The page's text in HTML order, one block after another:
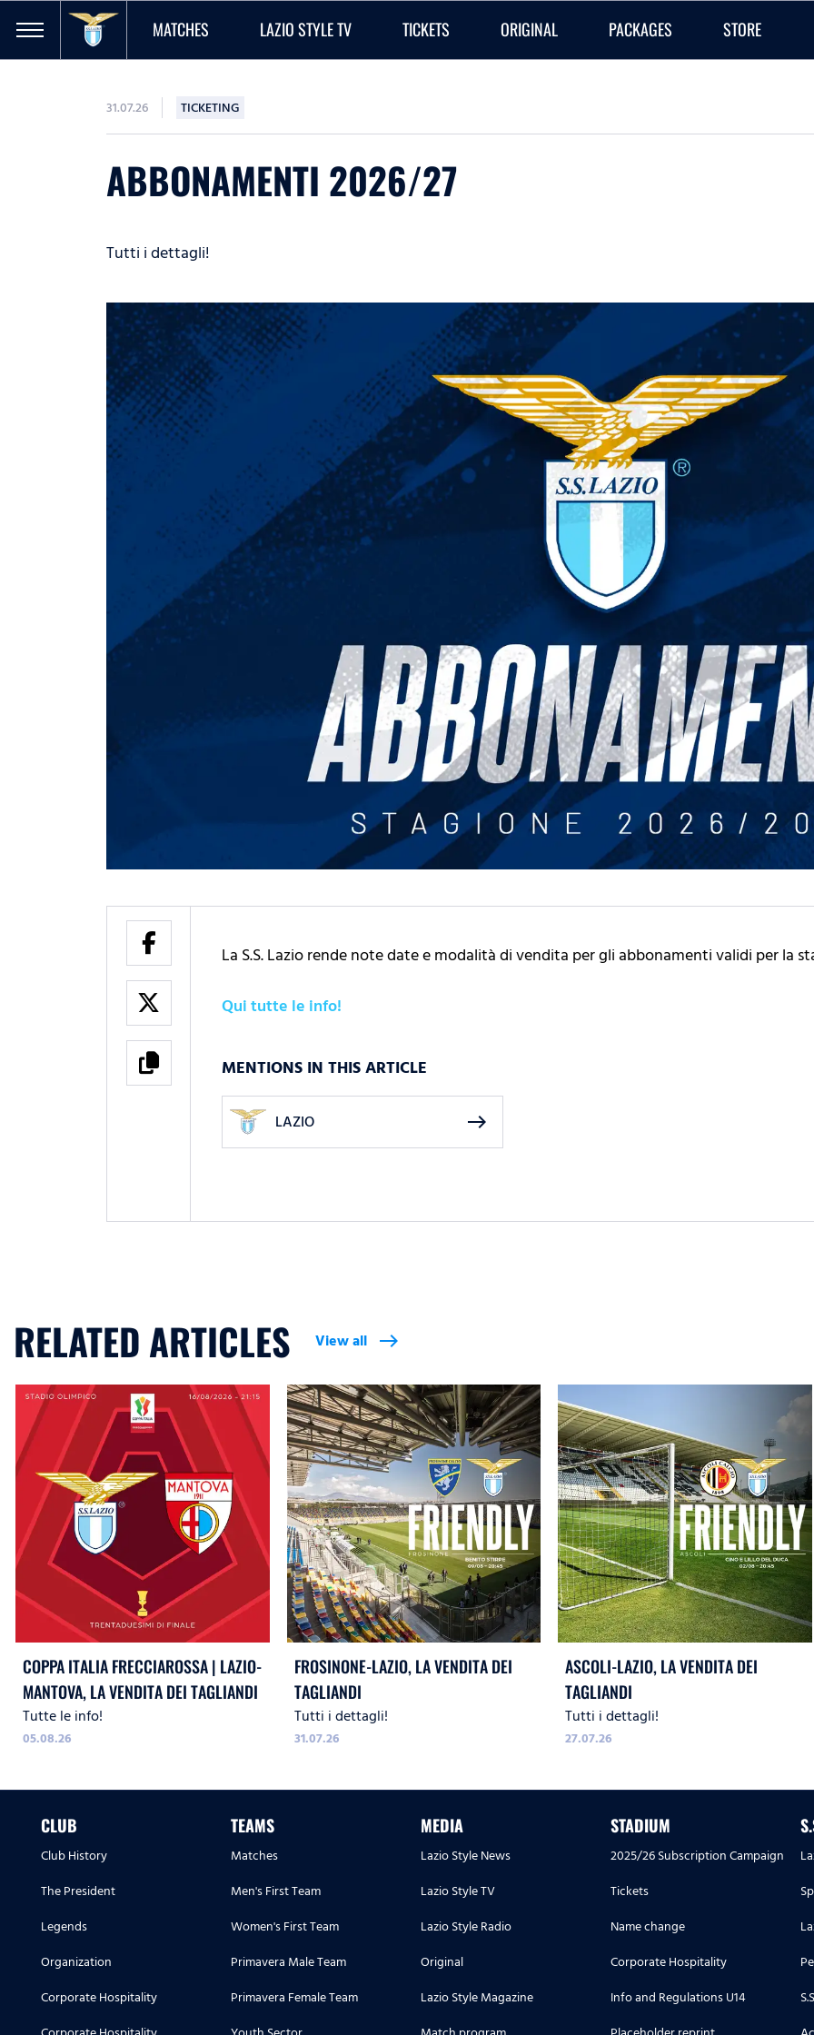
MATCHES LAZIO STYLE TV TICKETS ORIGINAL PACKAGES STORE
31.07.26 TICKETING
ABBONAMENTI 2026/27
Tutti i dettagli!
La S.S. Lazio rende note date e modalità di vendita per gli abbonamenti validi per la
Qui tutte le info!
MENTIONS IN THIS ARTICLE
LAZIO east
RELATED ARTICLES View all east
COPPA ITALIA FRECCIAROSSA | LAZIO-
MANTOVA, LA VENDITA DEI TAGLIANDI
Tutte le info!
05.08.26
FROSINONE-LAZIO, LA VENDITA DEI
TAGLIANDI
Tutti i dettagli!
31.07.26
ASCOLI-LAZIO, LA VENDITA DEI
TAGLIANDI
Tutti i dettagli!
27.07.26
CLUB
Club History
The President
Legends
Organization
Corporate Hospitality
TEAMS
Matches
Men's First Team
Women's First Team
Primavera Male Team
Primavera Female Team
MEDIA
Lazio Style News
Lazio Style TV
Lazio Style Radio
Original
Lazio Style Magazine
STADIUM
2025/26 Subscription Campaign
Tickets
Name change
Corporate Hospitality
Info and Regulations U14